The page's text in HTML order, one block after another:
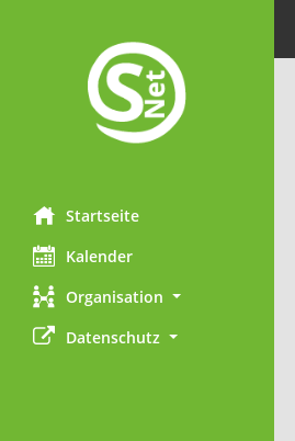
Startseite
Kalender
Organisation
Datenschutz